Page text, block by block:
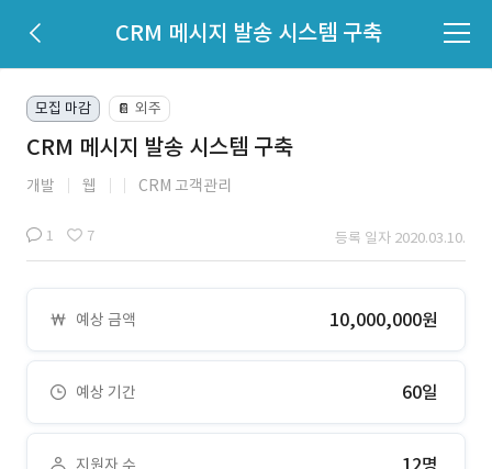
CRM 메시지 발송 시스템 구축
모집 마감 📔 외주
CRM 메시지 발송 시스템 구축
개발 웹 CRM 고객관리
1 7 등록 일자 2020.03.10.
예상 금액 10,000,000원
예상 기간 60일
지원자 수 12명